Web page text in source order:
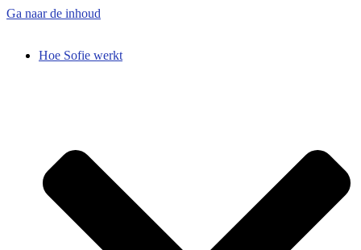
Ga naar de inhoud
Hoe Sofie werkt